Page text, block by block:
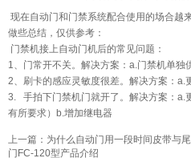
现在自动门和门禁系统配合使用的场合越
做些总结，仅供参考：
门禁机接上自动门机后的常见问题：
1、门常开不关。解决方案：a.门禁机单
2、刷卡的感应灵敏度很差。解决方案：a.
3. 手拍下门禁机门就开了。解决方案：a.
有所要求）b.增加继电器
上一篇： 为什么自动门用一段时间皮带与
门FC-120型产品介绍